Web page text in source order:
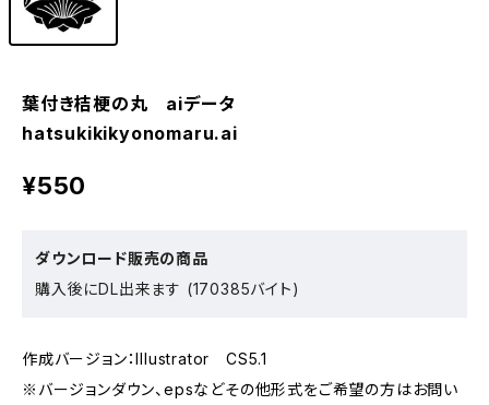
葉付き桔梗の丸 aiデータ
hatsukikikyonomaru.ai
¥550
ダウンロード販売の商品
購入後にDL出来ます (170385バイト)
作成バージョン：Illustrator CS5.1
※バージョンダウン、epsなどその他形式をご希望の方はお問い